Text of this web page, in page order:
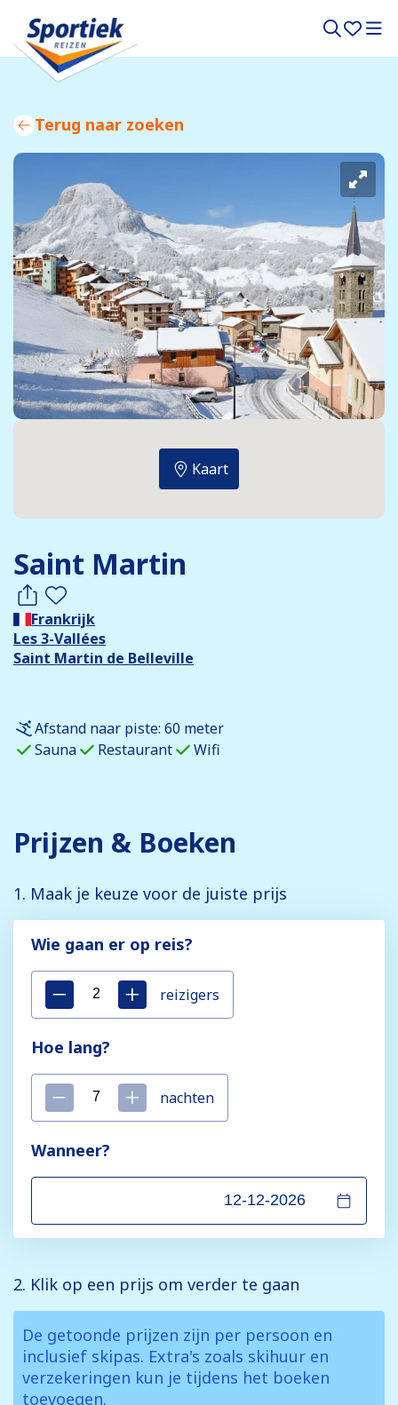
Terug naar zoeken
Saint Martin
Frankrijk
Les 3-Vallées
Saint Martin de Belleville
Kaart
Afstand naar piste: 60 meter
Sauna
Restaurant Wifi
Prijzen & Boeken
1. Maak je keuze voor de juiste prijs
Wie gaan er op reis?
reizigers
Hoe lang?
nachten
Wanneer?
2. Klik op een prijs om verder te gaan
De getoonde prijzen zijn per persoon en
inclusief skipas. Extra's zoals skihuur en
verzekeringen kun je tijdens het boeken
toevoegen.